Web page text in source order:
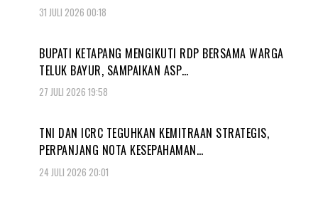
31 JULI 2026 00:18
BUPATI KETAPANG MENGIKUTI RDP BERSAMA WARGA
TELUK BAYUR, SAMPAIKAN ASP…
27 JULI 2026 19:58
TNI DAN ICRC TEGUHKAN KEMITRAAN STRATEGIS,
PERPANJANG NOTA KESEPAHAMAN…
24 JULI 2026 20:01